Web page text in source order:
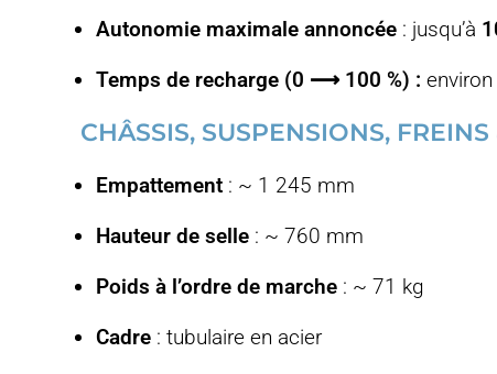
Autonomie maximale annoncée : jusqu’à
Temps de recharge (0 ⟶ 100 %) :
CHÂSSIS, SUSPENSIONS,
Empattement : ~ 1 245 mm
Hauteur de selle : ~ 760 mm
Poids à l’ordre de marche : ~ 71 kg
Cadre : tubulaire en acier